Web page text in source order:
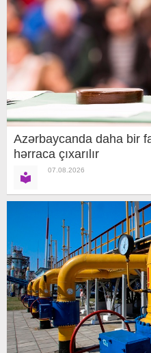
Azərbaycanda daha bir
hərraca çıxarılır
07.08.2026